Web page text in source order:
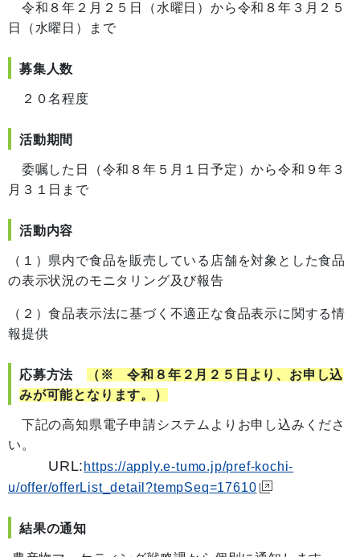
令和８年２月２５日（水曜日）から令和８年３月２５
日（水曜日）まで
募集人数
２０名程度
活動期間
委嘱した日（令和８年５月１日予定）から令和９年３
月３１日まで
活動内容
（１）県内で食品を販売している店舗を対象とした食品
の表示状況のモニタリング及び報告
（２）食品表示法に基づく不適正な食品表示に関する情
報提供
応募方法
（※ 令和８年２月２５日より、お申し込
みが可能となります。）
下記の高知県電子申請システムよりお申し込みくださ
い。
URL: https://apply.e-tumo.jp/pref-kochi-
u/offer/offerList_detail?tempSeq=17610
結果の通知